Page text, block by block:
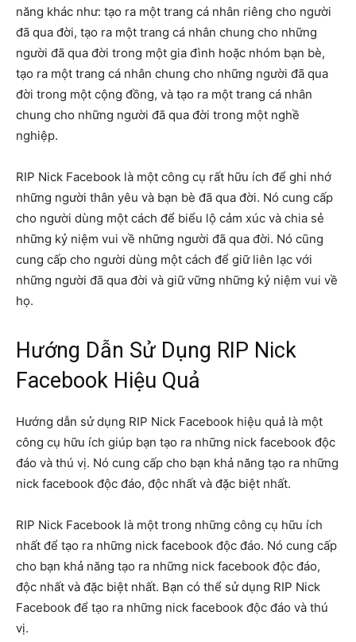
năng khác như: tạo ra một trang cá nhân riêng cho người
đã qua đời, tạo ra một trang cá nhân chung cho những
người đã qua đời trong một gia đình hoặc nhóm bạn bè,
tạo ra một trang cá nhân chung cho những người đã qua
đời trong một cộng đồng, và tạo ra một trang cá nhân
chung cho những người đã qua đời trong một nghề
nghiệp.
RIP Nick Facebook là một công cụ rất hữu ích để ghi nhớ
những người thân yêu và bạn bè đã qua đời. Nó cung cấp
cho người dùng một cách để biểu lộ cảm xúc và chia sẻ
những kỷ niệm vui về những người đã qua đời. Nó cũng
cung cấp cho người dùng một cách để giữ liên lạc với
những người đã qua đời và giữ vững những kỷ niệm vui về
họ.
Hướng Dẫn Sử Dụng RIP Nick
Facebook Hiệu Quả
Hướng dẫn sử dụng RIP Nick Facebook hiệu quả là một
công cụ hữu ích giúp bạn tạo ra những nick facebook độc
đáo và thú vị. Nó cung cấp cho bạn khả năng tạo ra những
nick facebook độc đáo, độc nhất và đặc biệt nhất.
RIP Nick Facebook là một trong những công cụ hữu ích
nhất để tạo ra những nick facebook độc đáo. Nó cung cấp
cho bạn khả năng tạo ra những nick facebook độc đáo,
độc nhất và đặc biệt nhất. Bạn có thể sử dụng RIP Nick
Facebook để tạo ra những nick facebook độc đáo và thú
vị.